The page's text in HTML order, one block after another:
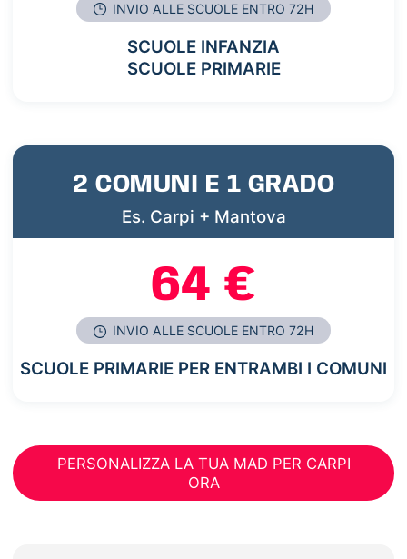
INVIO ALLE SCUOLE ENTRO 72H
SCUOLE INFANZIA
SCUOLE PRIMARIE
2 COMUNI E 1 GRADO
Es. Carpi + Mantova
64 €
INVIO ALLE SCUOLE ENTRO 72H
SCUOLE PRIMARIE PER ENTRAMBI I COMUNI
PERSONALIZZA LA TUA MAD PER CARPI
ORA